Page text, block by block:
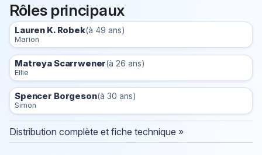
Rôles principaux
Lauren K. Robek(à 49 ans)
Marion
Matreya Scarrwener(à 26 ans)
Ellie
Spencer Borgeson(à 30 ans)
Simon
Distribution complète et fiche technique »